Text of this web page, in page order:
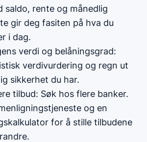
saldo, rente og månedlig
gir deg fasiten på hva du
i dag.
verdi og belåningsgrad:
verdivurdering og regn ut
sikkerhet du har.
tilbud: Søk hos flere banker.
og en
for å stille tilbudene